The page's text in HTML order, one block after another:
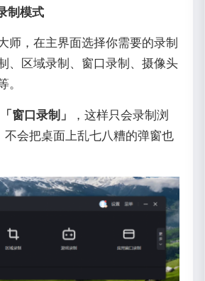
制模式
师，在主界面选择你需要的录制
区域录制、窗口录制、摄像头
。
「窗口录制」
‌，这样只会录制浏
不会把桌面上乱七八糟的弹窗也